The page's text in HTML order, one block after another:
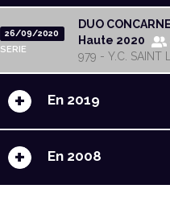
26/09/2020
SERIE
DUO
Haute 2020
979 - Y.C. SAINT
+ En 2019
+ En 2008